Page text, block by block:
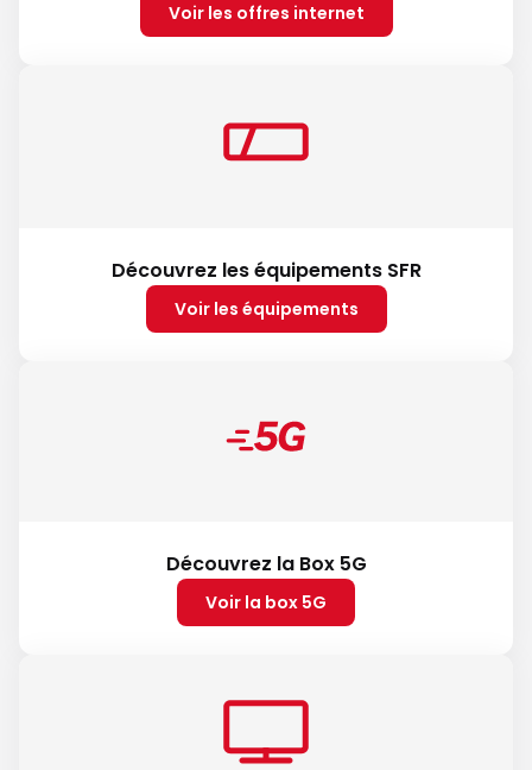
Voir les offres internet
Découvrez les équipements SFR
Voir les équipements
Découvrez la Box 5G
Voir la box 5G